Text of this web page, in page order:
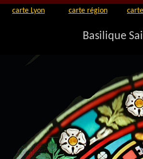
carte Lyon carte région
Basilique